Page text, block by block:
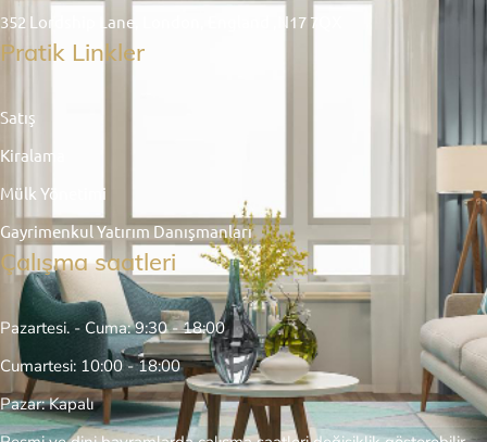
352 Lordship Lane, London, England ,N17 7QX
Pratik Linkler
Satış
Kiralama
Mülk Yönetimi
Gayrimenkul Yatırım Danışmanları
Çalışma saatleri
Pazartesi. - Cuma: 9:30 - 18:00
Cumartesi: 10:00 - 18:00
Pazar: Kapalı